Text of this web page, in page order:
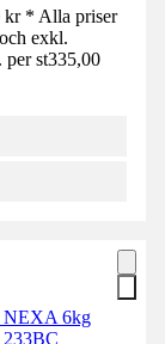
* Alla priser
exkl.
per st335,00
NEXA 6kg
233BC